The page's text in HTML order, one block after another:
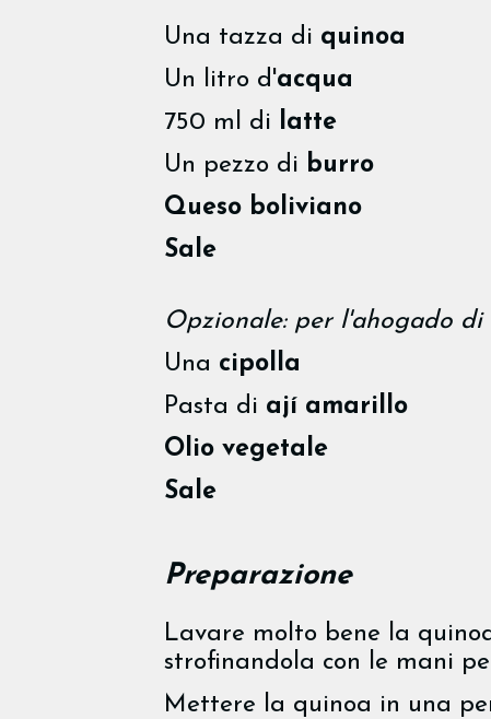
Una tazza di quinoa
Un litro d'acqua
750 ml di
latte
Un pezzo di burro
Queso boliviano
Sale
Opzionale: per l'ahogado
Una cipolla
Pasta di ají amarillo
Olio vegetale
Sale
Preparazione
Lavare molto bene la
strofinandola con le mani
Mettere la quinoa in una